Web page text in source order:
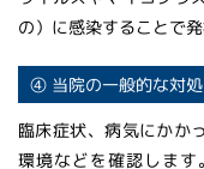
の）に感染することで発
④ 当院の一般的な対処
臨床症状、病気にかか
環境などを確認しま